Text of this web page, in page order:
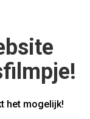
het mogelijk!